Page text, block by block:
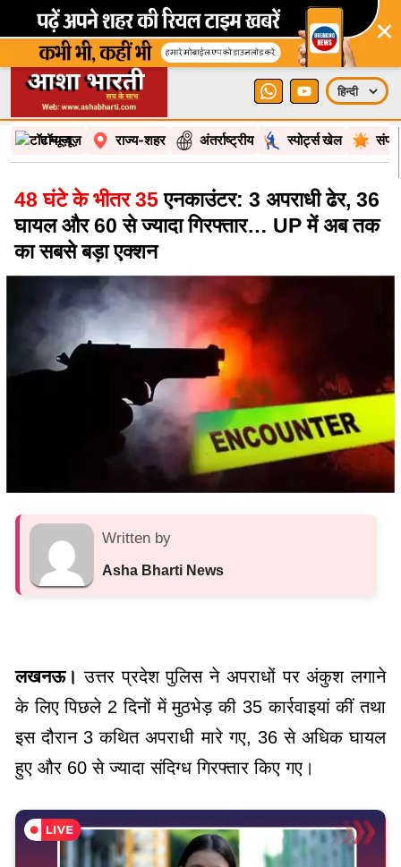
×
टॉप न्यूज़ राज्य-शहर अंतर्राष्ट्रीय स्पोर्ट्स खेल
48 घंटे के भीतर 35एनकाउंटर: 3 अपराधी ढेर, 36
घायल और 60 से ज्यादा गिरफ्तार… UP में अब तक
का सबसे बड़ा एक्शन
Written by
Asha Bharti News
लखनऊ। उत्तर प्रदेश पुलिस ने अपराधों पर अंकुश लगाने
के लिए पिछले 2 दिनों में मुठभेड़ की 35 कार्रवाइयां कीं तथा
इस दौरान 3 कथित अपराधी मारे गए, 36 से अधिक घायल
हुए और 60 से ज्यादा संदिग्ध गिरफ्तार किए गए।